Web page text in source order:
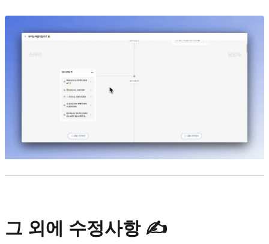
그 외에 수정사항 ✍️